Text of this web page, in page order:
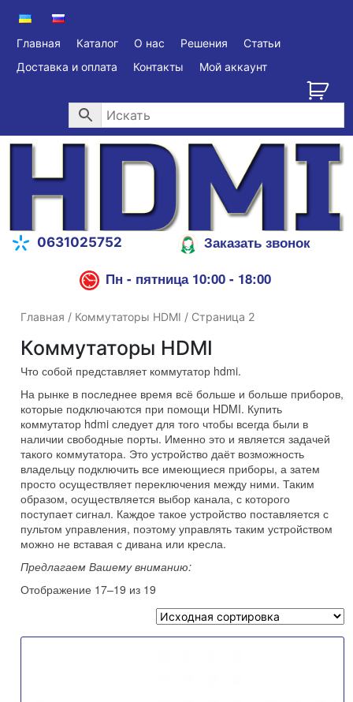
Главная Каталог О нас Решения
Статьи
Доставка и оплата
Контакты Мой аккаунт
0631025752
Заказать звонок
Пн - пятница 10:00 - 18:00
Главная / Коммутаторы HDMI / Страница 2
Коммутаторы HDMI
Что собой представляет коммутатор hdmi.
На рынке в последнее время всё больше и больше приборов,
которые подключаются при помощи HDMI. Купить
коммутатор hdmi следует для того чтобы всегда были в
наличии свободные порты. Именно это и является задачей
такого коммутатора. Это устройство даёт возможность
владельцу подключить все имеющиеся приборы, а затем
просто осуществляет переключения между ними. Таким
образом, осуществляется выбор канала, с которого
поступает сигнал. Каждое такое устройство поставляется с
пультом управления, поэтому управлять таким устройством
можно не вставая с дивана или кресла.
Предлагаем Вашему вниманию:
Отображение 17–19 из 19